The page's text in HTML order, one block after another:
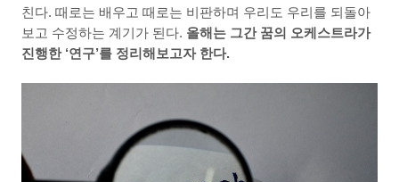
친다. 때로는 배우고 때로는 비판하며 우리도 우리를 되돌아
보고 수정하는 계기가 된다. 올해는 그간 꿈의 오케스트라가
진행한 ‘연구’를 정리해보고자 한다.